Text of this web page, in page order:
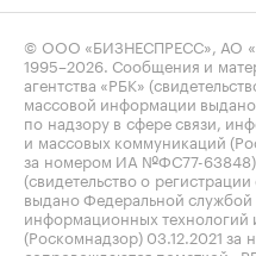
© ООО «БИЗНЕСПРЕСС», АО
1995–2026 . Сообщения и
агентства «РБК»
массовой информации
по надзору в сфере связи,
и массовых коммуникаций
за номером ИА №ФС77-63848)
(свидетельство о
выдано Федеральной службой
информационных
(Роскомнадзор) 03.12.2021